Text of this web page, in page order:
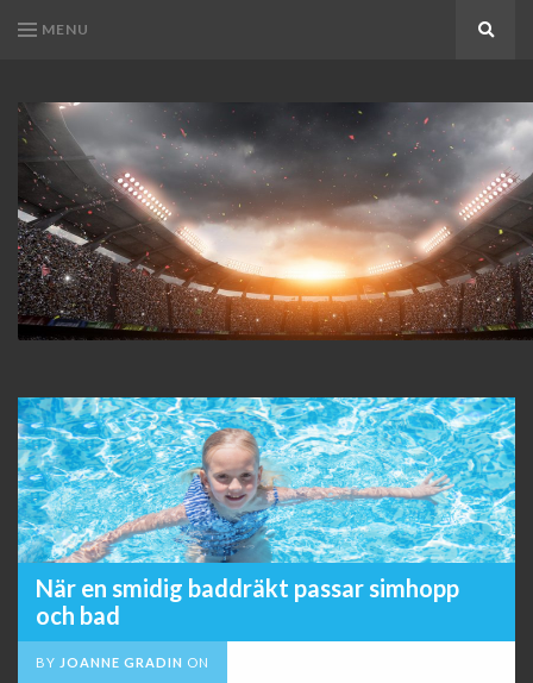
MENU
När en smidig baddräkt passar simhopp
och bad
BY JOANNE GRADIN ON